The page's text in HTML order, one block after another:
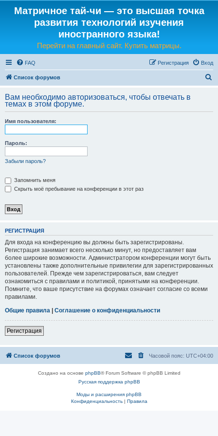
Матричное тай-чи — это высшая точка
развития технологий изучения
иностранного языка!
Перейти на главный сайт. Купить матрицы.
FAQ Вход
Регистрация
Список форумов
с
Вам необходимо авторизоваться, чтобы отвечать в
темах в этом форуме.
Имя пользователя:
Пароль:
Забыли пароль?
Запомнить меня
Скрыть моё пребывание на конференции в этот раз
РЕГИСТРАЦИЯ
Для входа на конференцию вы должны быть зарегистрированы.
Регистрация занимает всего несколько минут, но предоставляет вам
более широкие возможности. Администратором конференции могут быть
установлены также дополнительные привилегии для зарегистрированных
пользователей. Прежде чем зарегистрироваться, вам следует
ознакомиться с правилами и политикой, принятыми на конференции.
Помните, что ваше присутствие на форумах означает согласие со всеми
правилами.
Общие правила | Соглашение о конфиденциальности
Регистрация
Список форумов Часовой пояс: UTC+04:00
Создано на основе phpBB® Forum Software © phpBB Limited
Русская поддержка phpBB
Моды и расширения phpBB
Конфиденциальность| Правила